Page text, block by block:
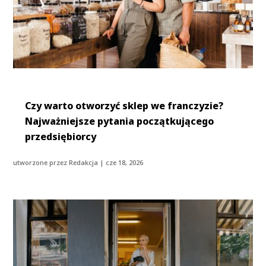
Czy warto otworzyć sklep we franczyzie?
Najważniejsze pytania początkującego
przedsiębiorcy
utworzone przezRedakcja | cze 18, 2026